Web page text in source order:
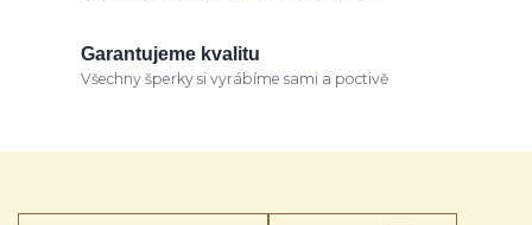
Garantujeme kvalitu
Všechny šperky si vyrábíme sami a poctivě